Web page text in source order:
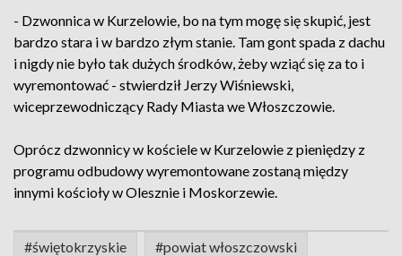
- Dzwonnica w Kurzelowie, bo na tym mogę się skupić, jest
bardzo stara i w bardzo złym stanie. Tam gont spada z dachu
i nigdy nie było tak dużych środków, żeby wziąć się za to i
wyremontować - stwierdził Jerzy Wiśniewski,
wiceprzewodniczący Rady Miasta we Włoszczowie.
Oprócz dzwonnicy w kościele w Kurzelowie z pieniędzy z
programu odbudowy wyremontowane zostaną między
innymi kościoły w Olesznie i Moskorzewie.
#świętokrzyskie #powiat włoszczowski